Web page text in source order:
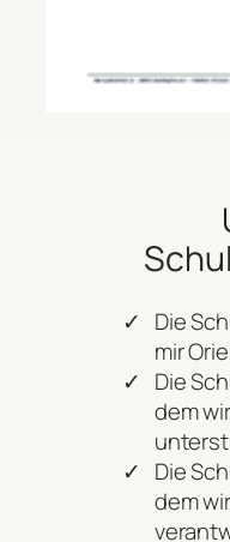
Die
mir
Die
dem
Die
dem wir